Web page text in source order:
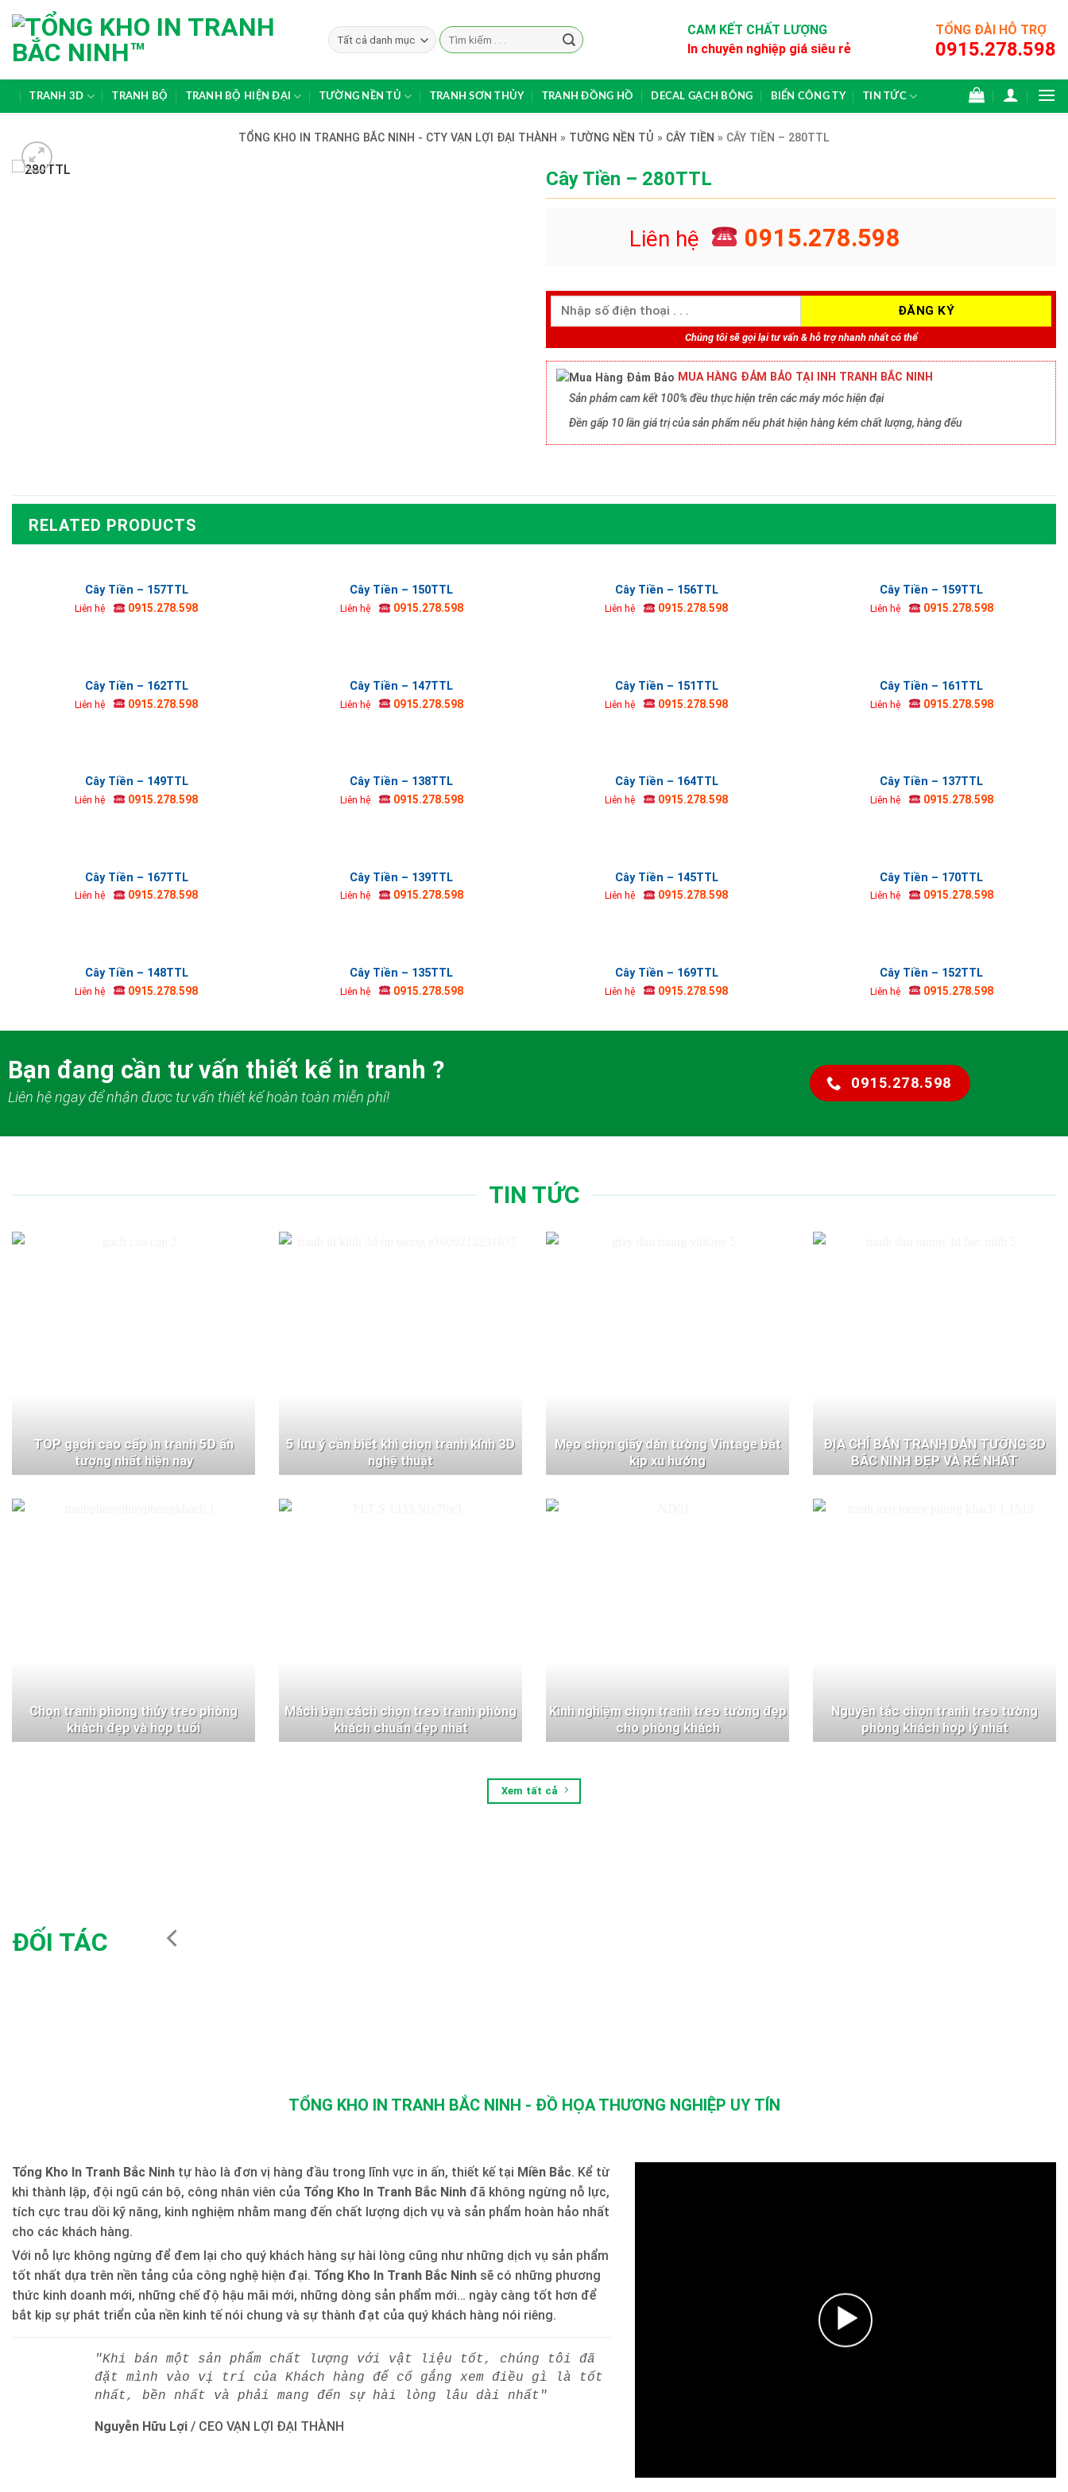
to
content
Search
for:
CAM KẾT CHẤT LƯỢNG
In chuyên nghiệp giá siêu rẻ
TỔNG ĐÀI HỖ TRỢ
0915.278.598
TRANH 3D TRANH BỘ TRANH BỘ HIỆN ĐẠI TƯỜNG NỀN TỦ TRANH SƠN THỦY TRANH ĐỒNG HỒ DECAL GẠCH BÔNG BIỂN CÔNG TY TIN TỨC
TỔNG KHO IN TRANHG BẮC NINH - CTY VẠN LỢI ĐẠI THÀNH » TƯỜNG NỀN TỦ » CÂY TIỀN » CÂY TIỀN – 280TTL
Cây Tiền – 280TTL
Liên hệ 0915.278.598
Chúng tôi sẽ gọi lại tư vấn & hỗ trợ nhanh nhất có thể
MUA HÀNG ĐẢM BẢO TẠI INH TRANH BẮC NINH
Sản phảm cam kết 100% đều thực hiện trên các máy móc hiện đại
Đền gấp 10 lần giá trị của sản phẩm nếu phát hiện hàng kém chất lượng, hàng đểu
RELATED PRODUCTS
Cây Tiền – 157TTL
Liên hệ 0915.278.598
Cây Tiền – 150TTL
Liên hệ 0915.278.598
Cây Tiền – 156TTL
Liên hệ 0915.278.598
Cây Tiền – 159TTL
Liên hệ 0915.278.598
Cây Tiền – 162TTL
Liên hệ 0915.278.598
Cây Tiền – 147TTL
Liên hệ 0915.278.598
Cây Tiền – 151TTL
Liên hệ 0915.278.598
Cây Tiền – 161TTL
Liên hệ 0915.278.598
Cây Tiền – 149TTL
Liên hệ 0915.278.598
Cây Tiền – 138TTL
Liên hệ 0915.278.598
Cây Tiền – 164TTL
Liên hệ 0915.278.598
Cây Tiền – 137TTL
Liên hệ 0915.278.598
Cây Tiền – 167TTL
Liên hệ 0915.278.598
Cây Tiền – 139TTL
Liên hệ 0915.278.598
Cây Tiền – 145TTL
Liên hệ 0915.278.598
Cây Tiền – 170TTL
Liên hệ 0915.278.598
Cây Tiền – 148TTL
Liên hệ 0915.278.598
Cây Tiền – 135TTL
Liên hệ 0915.278.598
Cây Tiền – 169TTL
Liên hệ 0915.278.598
Cây Tiền – 152TTL
Liên hệ 0915.278.598
Bạn đang cần tư vấn thiết kế in tranh ?
Liên hệ ngay để nhận được tư vấn thiết kế hoàn toàn miễn phí!
0915.278.598
TIN TỨC
TOP gạch cao cấp in tranh 5D ấn
tượng nhất hiện nay
5 lưu ý cần biết khi chọn tranh kính 3D
nghệ thuật
Mẹo chọn giấy dán tường Vintage bắt
kịp xu hướng
ĐỊA CHỈ BÁN TRANH DÁN TƯỜNG 3D
BẮC NINH ĐẸP VÀ RẺ NHẤT
Chọn tranh phong thủy treo phòng
khách đẹp và hợp tuổi
Mách bạn cách chọn treo tranh phòng
khách chuẩn đẹp nhất
Kinh nghiệm chọn tranh treo tường đẹp
cho phòng khách
Nguyên tắc chọn tranh treo tường
phòng khách hợp lý nhất
Xem tất cả
ĐỐI TÁC
TỔNG KHO IN TRANH BẮC NINH - ĐỒ HỌA THƯƠNG NGHIỆP UY TÍN
Tổng Kho In Tranh Bắc Ninh tự hào là đơn vị hàng đầu trong lĩnh vực in ấn, thiết kế tại Miền Bắc. Kể từ
khi thành lập, đội ngũ cán bộ, công nhân viên của Tổng Kho In Tranh Bắc Ninh đã không ngừng nỗ lực,
tích cực trau dồi kỹ năng, kinh nghiệm nhằm mang đến chất lượng dịch vụ và sản phẩm hoàn hảo nhất
cho các khách hàng.
Với nỗ lực không ngừng để đem lại cho quý khách hàng sự hài lòng cũng như những dịch vụ sản phẩm
tốt nhất dựa trên nền tảng của công nghệ hiện đại. Tổng Kho In Tranh Bắc Ninh sẽ có những phương
thức kinh doanh mới, những chế độ hậu mãi mới, những dòng sản phẩm mới… ngày càng tốt hơn để
bắt kịp sự phát triển của nền kinh tế nói chung và sự thành đạt của quý khách hàng nói riêng.
"Khi bán một sản phẩm chất lượng với vật liệu tốt, chúng tôi đã
đặt mình vào vị trí của Khách hàng để cố gắng xem điều gì là tốt
nhất, bền nhất và phải mang đến sự hài lòng lâu dài nhất"
Nguyễn Hữu Lợi / CEO VẠN LỢI ĐẠI THÀNH